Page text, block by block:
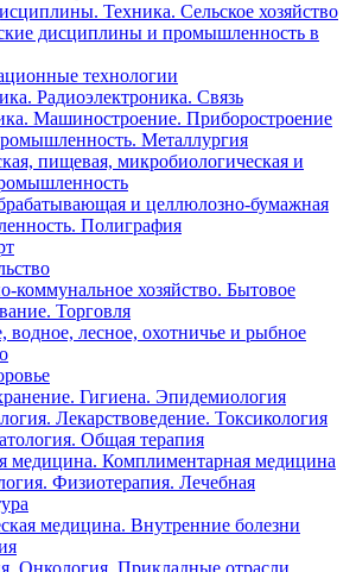
Техника. Сельское хозяйство
дисциплины и промышленность в
технологии
Радиоэлектроника. Связь
Машиностроение. Приборостроение
Металлургия
пищевая, микробиологическая и
и целлюлозно-бумажная
Полиграфия
хозяйство. Бытовое
Торговля
водное, лесное, охотничье и рыбное
Гигиена. Эпидемиология
Лекарствоведение. Токсикология
Общая терапия
медицина. Комплиментарная медицина
Физиотерапия. Лечебная
медицина. Внутренние болезни
Онкология. Прикладные отрасли